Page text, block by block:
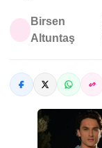
Birsen
Altuntaş